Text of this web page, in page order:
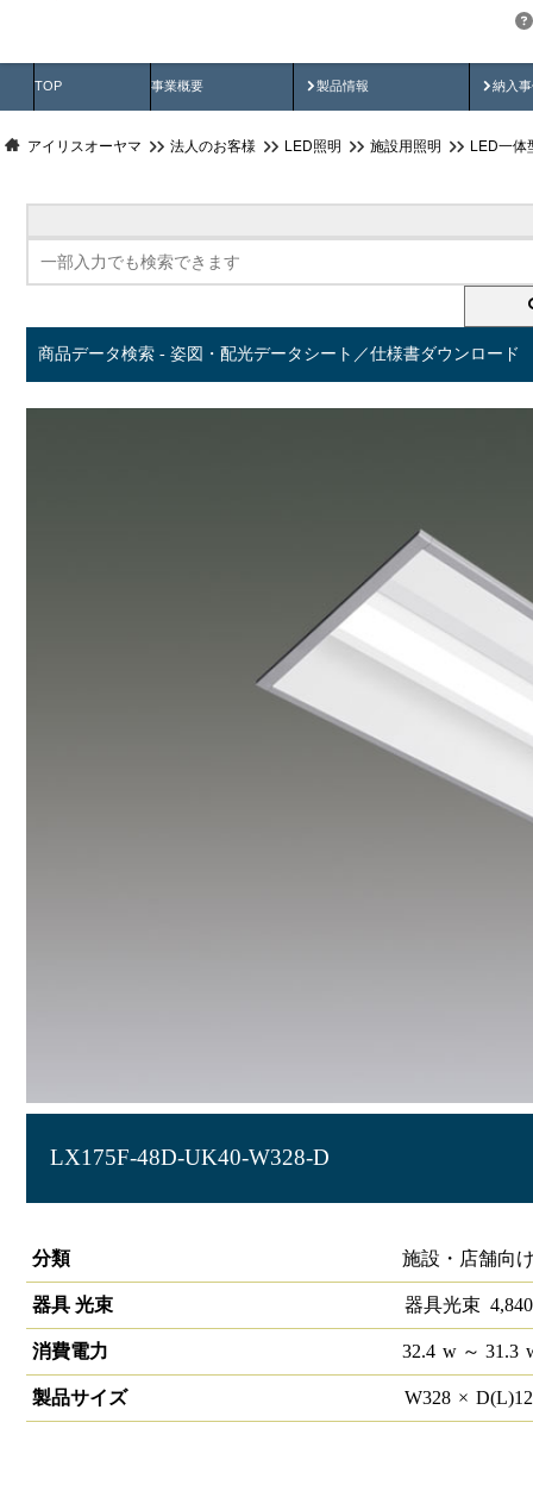
TOP 事業概要 製品情報
製品動画 納入
納
アイリスオーヤマ 法人のお客様 LED照明 施設用照明 LED一体
商品データ検索 - 姿図・配光データシート／仕様書ダウンロード
LX175F-48D-UK40-W328-D
分類
施設・店舗向
器具 光束 器具光束 4,840
消費電力 32.4 w～ 31.3
製品サイズ W328 × D(L)